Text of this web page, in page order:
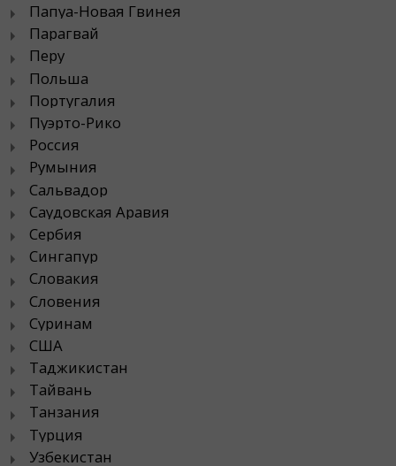
Папуа-Новая Гвинея
Парагвай
Перу
Польша
Португалия
Пуэрто-Рико
Россия
Румыния
Сальвадор
Саудовская Аравия
Сербия
Сингапур
Словакия
Словения
Суринам
США
Таджикистан
Тайвань
Танзания
Турция
Узбекистан